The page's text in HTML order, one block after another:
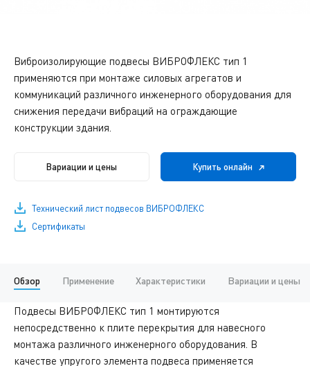
Виброизолирующие подвесы ВИБРОФЛЕКС тип 1
применяются при монтаже силовых агрегатов и
коммуникаций различного инженерного оборудования для
снижения передачи вибраций на ограждающие
конструкции здания.
Вариации и цены Купить онлайн
Технический лист подвесов ВИБРОФЛЕКС
Сертификаты
Обзор Применение Характеристики Вариации и цены
Подвесы ВИБРОФЛЕКС тип 1 монтируются
непосредственно к плите перекрытия для навесного
монтажа различного инженерного оборудования. В
качестве упругого элемента подвеса применяется